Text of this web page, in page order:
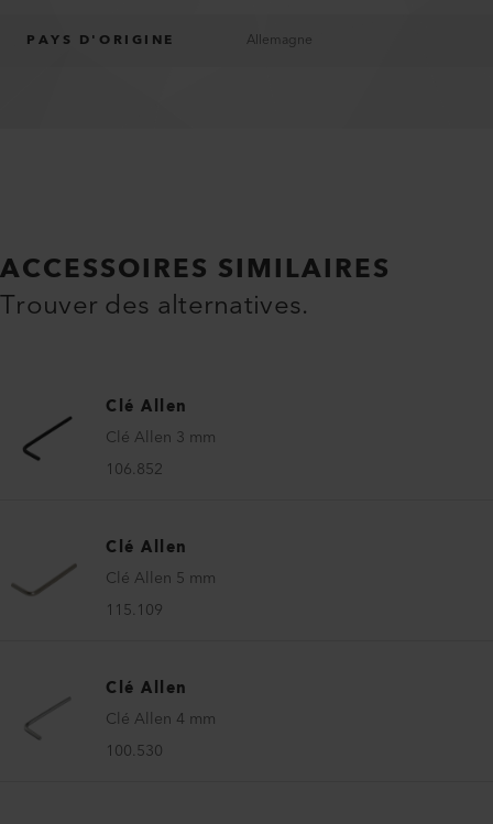
PAYS D'ORIGINE Allemagne
ACCESSOIRES SIMILAIRES
Trouver des alternatives.
Clé Allen
Clé Allen 3 mm
106.852
Clé Allen
Clé Allen 5 mm
115.109
Clé Allen
Clé Allen 4 mm
100.530